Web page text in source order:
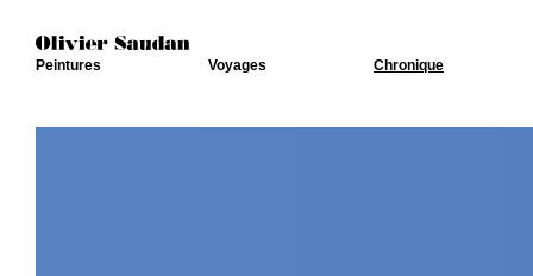
Peintures Voyages Chronique